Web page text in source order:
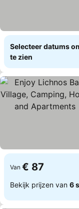
Selecteer datums
te zien
Van € 87
Bekijk prijzen van 6